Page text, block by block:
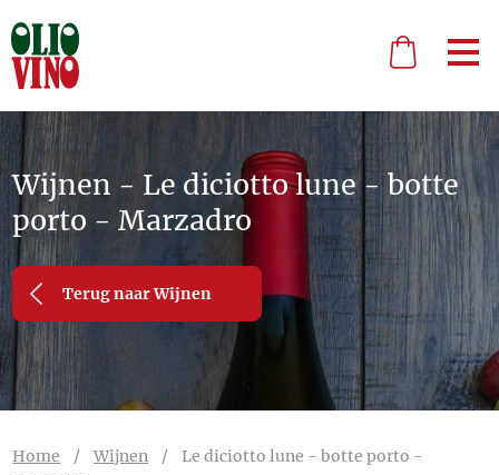
Wijnen - Le diciotto lune - botte
porto - Marzadro
Terug naar Wijnen
Home /Wijnen /Le diciotto lune - botte porto -